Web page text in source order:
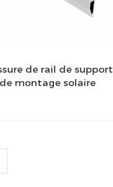
de rail de support
de montage solaire